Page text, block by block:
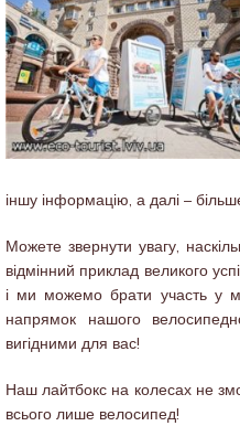
іншу інформацію, а далі –
Можете звернути увагу,
відмінний приклад великого
і ми можемо брати участь у
напрямок нашого
вигідними для вас!
Наш лайтбокс на колесах не
всього лише велосипед!